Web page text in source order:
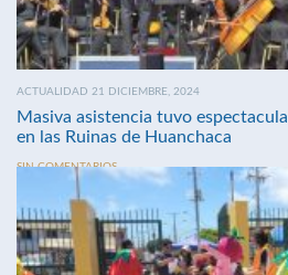
ACTUALIDAD 21 DICIEMBRE, 2024
Masiva asistencia tuvo
en las Ruinas de Huanchaca
SIN COMENTARIOS